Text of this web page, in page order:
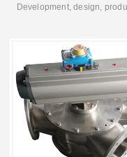
Development, design,